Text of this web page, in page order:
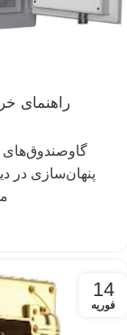
راهنمای خرید ۱۰ نمونه برتر
گاوصندوق‌های
پنهان‌سازی در
14
فوریه